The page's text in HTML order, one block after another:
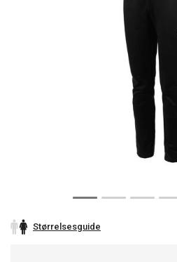
Størrelsesguide